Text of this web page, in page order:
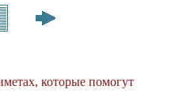
которые помогут